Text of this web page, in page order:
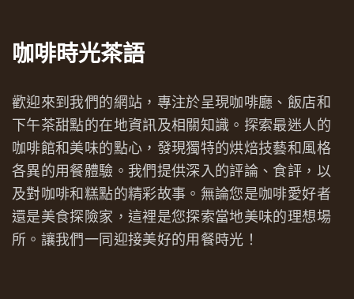
咖啡時光茶語
歡迎來到我們的網站，專注於呈現咖啡廳、飯店和
下午茶甜點的在地資訊及相關知識。探索最迷人的
咖啡館和美味的點心，發現獨特的烘焙技藝和風格
各異的用餐體驗。我們提供深入的評論、食評，以
及對咖啡和糕點的精彩故事。無論您是咖啡愛好者
還是美食探險家，這裡是您探索當地美味的理想場
所。讓我們一同迎接美好的用餐時光！